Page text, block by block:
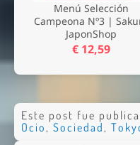
Menú Selección
Campeona Nº3 |
JaponShop
€ 12,59
Este post fue
Ocio, Sociedad,